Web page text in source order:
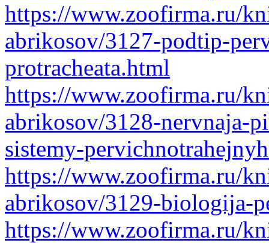
https://www.zoofirma.ru/
abrikosov/3127-podtip-
protracheata.html
https://www.zoofirma.ru/
abrikosov/3128-nervnaja-
sistemy-
https://www.zoofirma.ru/
abrikosov/3129-biologija-
https://www.zoofirma.ru/